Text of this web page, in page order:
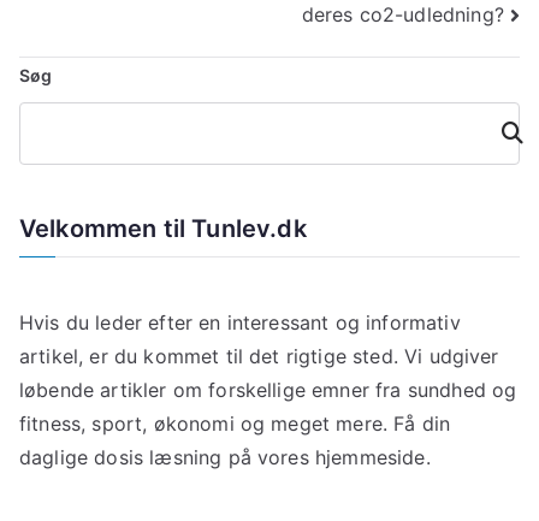
deres co2-udledning?
Søg
Søg
Velkommen til Tunlev.dk
Hvis du leder efter en interessant og informativ
artikel, er du kommet til det rigtige sted. Vi udgiver
løbende artikler om forskellige emner fra sundhed og
fitness, sport, økonomi og meget mere. Få din
daglige dosis læsning på vores hjemmeside.